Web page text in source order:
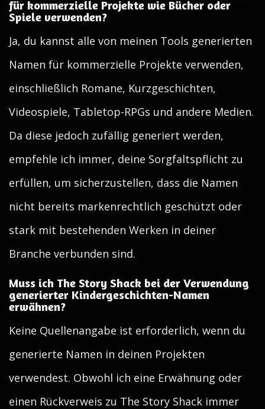
für kommerzielle Projekte wie Bücher oder
Spiele verwenden?
Ja, du kannst alle von meinen Tools generierten
Namen für kommerzielle Projekte verwenden,
einschließlich Romane, Kurzgeschichten,
Videospiele, Tabletop-RPGs und andere Medien.
Da diese jedoch zufällig generiert werden,
empfehle ich immer, deine Sorgfaltspflicht zu
erfüllen, um sicherzustellen, dass die Namen
nicht bereits markenrechtlich geschützt oder
stark mit bestehenden Werken in deiner
Branche verbunden sind.
Muss ich The Story Shack bei der Verwendung
generierter Kindergeschichten-Namen
erwähnen?
Keine Quellenangabe ist erforderlich, wenn du
generierte Namen in deinen Projekten
verwendest. Obwohl ich eine Erwähnung oder
einen Rückverweis zu The Story Shack immer